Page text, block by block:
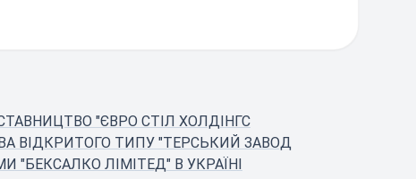
"ЄВРО СТІЛ ХОЛДІНГС
ВІДКРИТОГО ТИПУ "ТЕРСЬКИЙ ЗАВОД
"БЕКСАЛКО ЛІМІТЕД" В УКРАЇНІ